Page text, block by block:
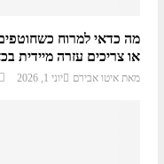
מה כדאי למרוח
או צריכים עזרה מיידית
מאת איטו אבירם יוני 1, 2026